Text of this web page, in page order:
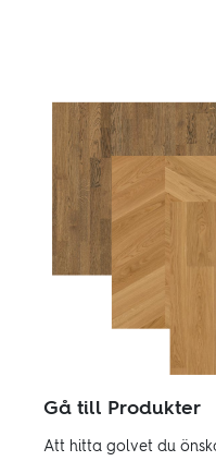
Gå till Produkter
Att hitta golvet du